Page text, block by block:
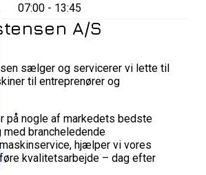
07:00 - 13:45
A/S
sælger og servicerer vi lette til
til entreprenører og
på nogle af markedets bedste
med brancheledende
hjælper vi vores
kvalitetsarbejde – dag efter